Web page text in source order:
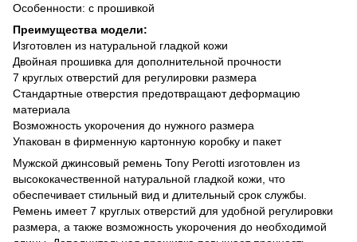
Особенности: с прошивкой
Преимущества модели:
Изготовлен из натуральной гладкой кожи
Двойная прошивка для дополнительной прочности
7 круглых отверстий для регулировки размера
Стандартные отверстия предотвращают деформацию
материала
Возможность укорочения до нужного размера
Упакован в фирменную картонную коробку и пакет
Мужской джинсовый ремень Tony Perotti изготовлен из
высококачественной натуральной гладкой кожи, что
обеспечивает стильный вид и длительный срок службы.
Ремень имеет 7 круглых отверстий для удобной регулировки
размера, а также возможность укорочения до необходимой